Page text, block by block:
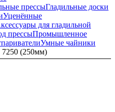
прессыГладильные доски
Уценённые
для гладильной
прессыПромышленное
Умные чайники
(250мм)